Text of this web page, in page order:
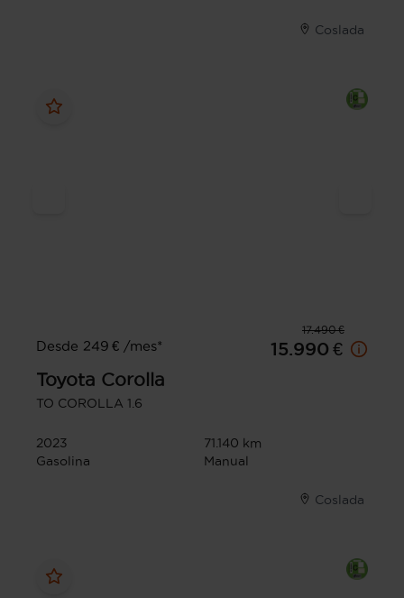
Coslada
17.490 €
Desde 249 € /mes*
15.990 €
Toyota Corolla
TO COROLLA 1.6
2023
71.140 km
Gasolina
Manual
Coslada